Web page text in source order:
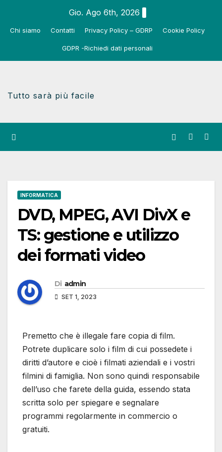
Gio. Ago 6th, 2026
Chi siamo Contatti Privacy Policy – GDRP Cookie Policy
GDPR -Richiedi dati personali
Tutto sarà più facile
INFORMATICA
DVD, MPEG, AVI DivX e
TS: gestione e utilizzo
dei formati video
Di admin
SET 1, 2023
Premetto che è illegale fare copia di film.
Potrete duplicare solo i film di cui possedete i
diritti d’autore e cioè i filmati aziendali e i vostri
filmini di famiglia. Non sono quindi responsabile
dell’uso che farete della guida, essendo stata
scritta solo per spiegare e segnalare
programmi regolarmente in commercio o
gratuiti.